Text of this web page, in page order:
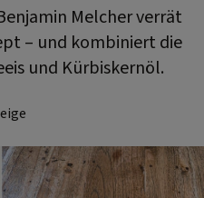
Melcher verrät
– und kombiniert die
und Kürbiskernöl.